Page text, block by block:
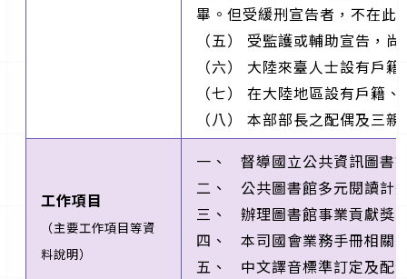
畢。但受緩刑宣告者，不在此
（五） 受監護或輔助宣告，
（六） 大陸來臺人士設有戶
（七） 在大陸地區設有戶籍
（八） 本部部長之配偶及三
工作項目
（主要工作項目等資
料說明）
一、 督導國立公共資訊圖書
二、 公共圖書館多元閱讀計
三、 辦理圖書館事業貢獻獎
四、 本司國會業務手冊相關
五、 中文譯音標準訂定及配